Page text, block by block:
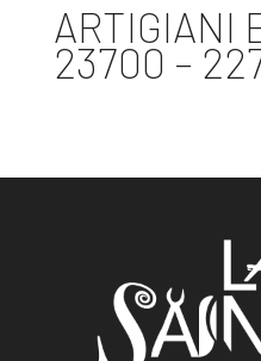
ARTIGIANI
23700 –